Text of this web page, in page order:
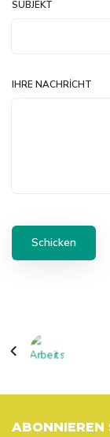
SUBJEKT
IHRE NACHRICHT
ABONNIEREN